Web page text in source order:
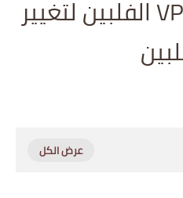
تحميل تطبيق VPN الفلبين لتغيير